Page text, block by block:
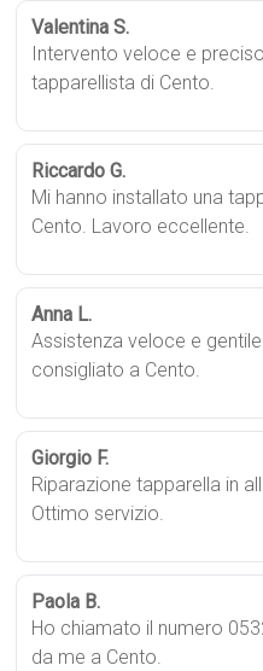
Valentina S.
Intervento veloce e
tapparellista di Cento.
Riccardo G.
Mi hanno installato una
Cento. Lavoro eccellente.
Anna L.
Assistenza veloce e
consigliato a Cento.
Giorgio F.
Riparazione tapparella in
Ottimo servizio.
Paola B.
Ho chiamato il numero
da me a Cento.